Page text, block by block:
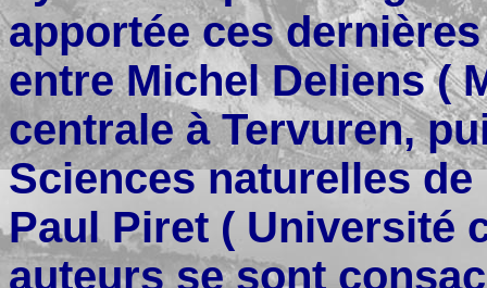
apportée ces
entre Michel Deliens (
centrale à Tervuren,
Sciences naturelles
Paul Piret ( Université
auteurs se sont